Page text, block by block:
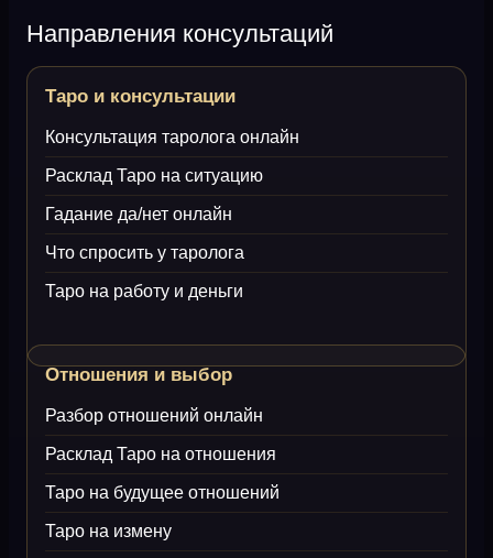
Направления консультаций
Таро и консультации
Консультация таролога онлайн
Расклад Таро на ситуацию
Гадание да/нет онлайн
Что спросить у таролога
Таро на работу и деньги
Отношения и выбор
Разбор отношений онлайн
Расклад Таро на отношения
Таро на будущее отношений
Таро на измену